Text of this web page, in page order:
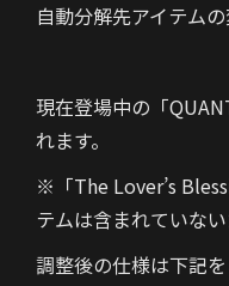
自動分解先アイテム
現在登場中の「
れます。
※「The Lover’s
テムは含まれていな
調整後の仕様は下記を